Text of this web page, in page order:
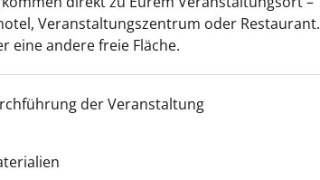
Veranstaltungszentrum oder Restaurant.
eine andere freie Fläche.
der Veranstaltung